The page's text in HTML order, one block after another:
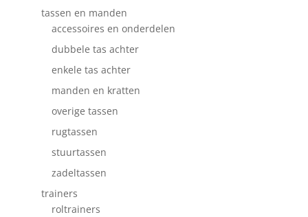
tassen en manden
accessoires en onderdelen
dubbele tas achter
enkele tas achter
manden en kratten
overige tassen
rugtassen
stuurtassen
zadeltassen
trainers
roltrainers